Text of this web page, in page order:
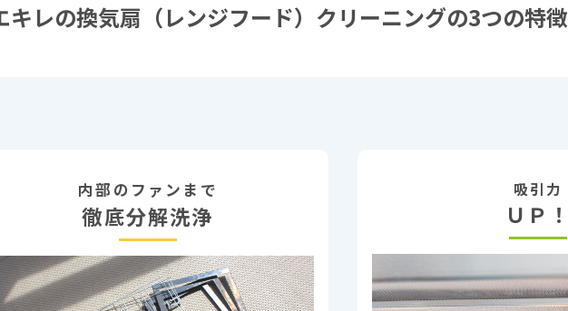
キレの換気扇（レンジフード）クリーニングの3つの特徴
内部のファンまで
徹底分解洗浄
吸引力
ＵＰ！